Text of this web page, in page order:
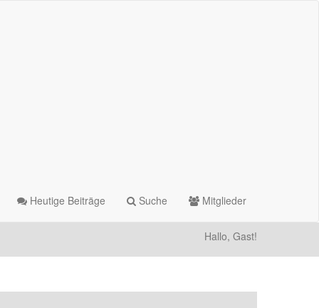
Heutige Beiträge Suche Mitglieder
Hallo, Gast!